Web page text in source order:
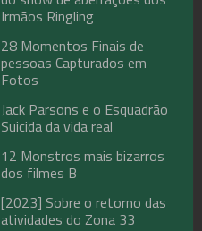
Irmãos Ringling
28 Momentos Finais de
pessoas Capturados em
Fotos
Jack Parsons e o Esquadrão
Suicida da vida real
12 Monstros mais bizarros
dos filmes B
[2023] Sobre o retorno das
atividades do Zona 33